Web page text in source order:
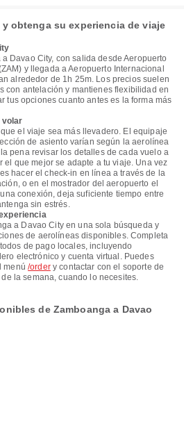
obtenga su experiencia de viaje
Davao City, con salida desde Aeropuerto
y llegada a Aeropuerto Internacional
alrededor de 1h 25m. Los precios suelen
con antelación y mantienes flexibilidad en
tus opciones cuanto antes es la forma más
volar
el viaje sea más llevadero. El equipaje
de asiento varían según la aerolínea
pena revisar los detalles de cada vuelo a
el que mejor se adapte a tu viaje. Una vez
hacer el check-in en línea a través de la
o en el mostrador del aeropuerto el
conexión, deja suficiente tiempo entre
sin estrés.
a Davao City en una sola búsqueda y
de aerolíneas disponibles. Completa
de pago locales, incluyendo
electrónico y cuenta virtual. Puedes
menú/ordery contactar con el soporte de
la semana, cuando lo necesites.
de Zamboanga a Davao